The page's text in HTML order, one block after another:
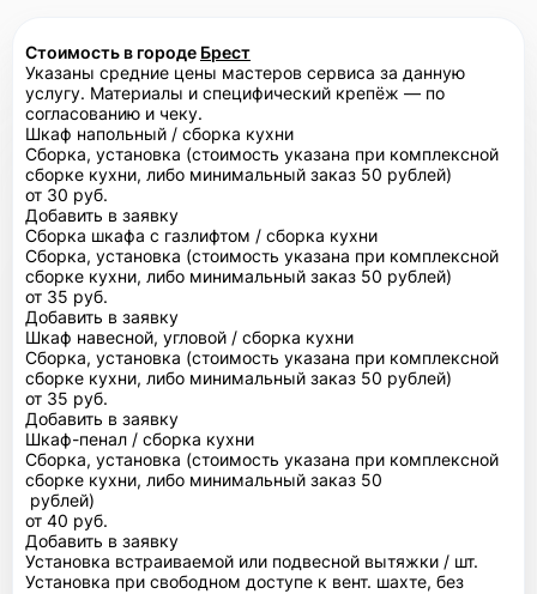
Стоимость в городе Брест
Указаны средние цены мастеров сервиса за данную
услугу. Материалы и специфический крепёж — по
согласованию и чеку.
Шкаф напольный / сборка кухни
Сборка, установка (стоимость указана при комплексной
сборке кухни, либо минимальный заказ 50 рублей)
от 30 руб.
Добавить в заявку
Сборка шкафа с газлифтом / сборка кухни
Сборка, установка (стоимость указана при комплексной
сборке кухни, либо минимальный заказ 50 рублей)
от 35 руб.
Добавить в заявку
Шкаф навесной, угловой / сборка кухни
Сборка, установка (стоимость указана при комплексной
сборке кухни, либо минимальный заказ 50 рублей)
от 35 руб.
Добавить в заявку
Шкаф-пенал / сборка кухни
Сборка, установка (стоимость указана при комплексной
сборке кухни, либо минимальный заказ 50
рублей)
от 40 руб.
Добавить в заявку
Установка встраиваемой или подвесной вытяжки / шт.
Установка при свободном доступе к вент. шахте, без